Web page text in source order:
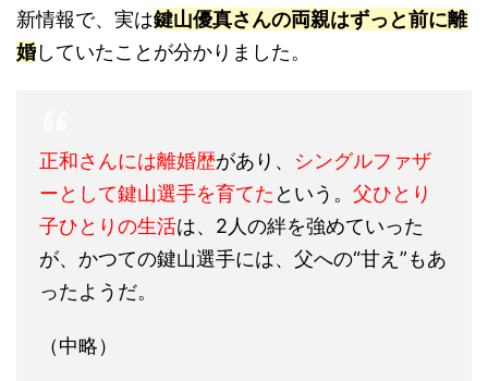
新情報で、実は鍵山優真さんの両親はずっと前に離
婚していたことが分かりました。
正和さんには離婚歴があり、 シングルファザ
ーとして鍵山選手を育てた という。 父ひとり
子ひとりの生活は、2人の絆を強めていった
が、かつての鍵山選手には、父への“甘え”もあ
ったようだ。
（中略）